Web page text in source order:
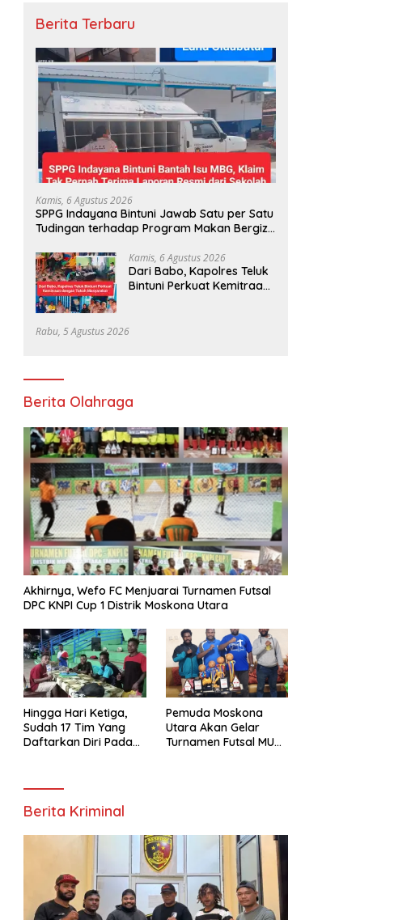
Berita Terbaru
Kamis, 6 Agustus 2026
SPPG Indayana Bintuni Jawab Satu per Satu
Tudingan terhadap Program Makan Bergizi
Kamis, 6 Agustus 2026
Dari Babo, Kapolres Teluk
Bintuni Perkuat Kemitraan
Rabu, 5 Agustus 2026
Berita Olahraga
Akhirnya, Wefo FC Menjuarai Turnamen Futsal
DPC KNPI Cup 1 Distrik Moskona Utara
Hingga Hari Ketiga,
Sudah 17 Tim Yang
Daftarkan Diri Pada
Teluk Bintuni
Pemuda Moskona
Utara Akan Gelar
Turnamen Futsal MU
Berita Kriminal